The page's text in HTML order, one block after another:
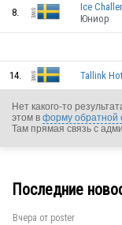
SWE
SWE
8.
Ice
Юниор
14. Tallink
Нет какого-то
этом в форму обратной
Там прямая связь с
Последние
Вчера от poster